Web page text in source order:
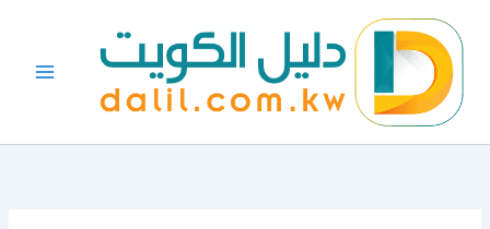
المحتوى